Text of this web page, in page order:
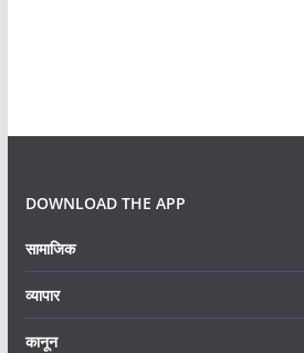
DOWNLOAD THE APP
सामाजिक
व्यापार
कानून